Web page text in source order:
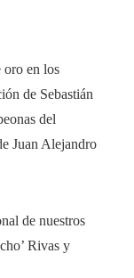
oro en los
de Sebastián
del
Juan Alejandro
de nuestros
Rivas y